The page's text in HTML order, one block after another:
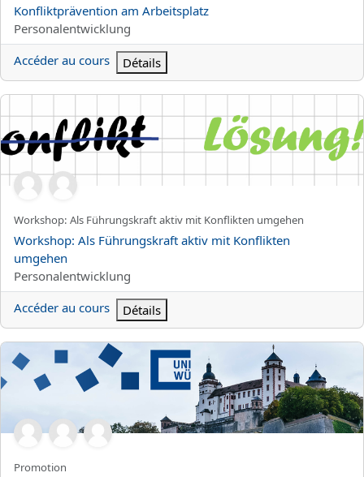
Nom du cours
Konfliktprävention am Arbeitsplatz
Catégorie de cours
Personalentwicklung
Accéder au cours
Détails
Workshop: Als Führungskraft aktiv mit Konflikten umgehen
Nom abrégé du cours
Workshop: Als Führungskraft aktiv mit Konflikten umgehen
Nom du cours
Workshop: Als Führungskraft aktiv mit Konflikten
umgehen
Catégorie de cours
Personalentwicklung
Accéder au cours
Détails
Promotion - was dann?
Nom abrégé du cours
Promotion